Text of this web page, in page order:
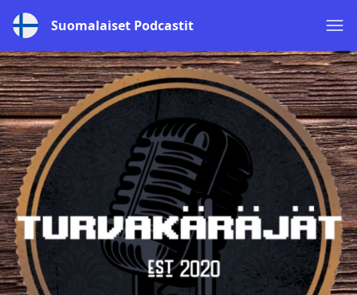
Suomalaiset Podcastit